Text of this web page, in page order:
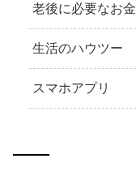
老後に必要なお金
生活のハウツー
スマホアプリ